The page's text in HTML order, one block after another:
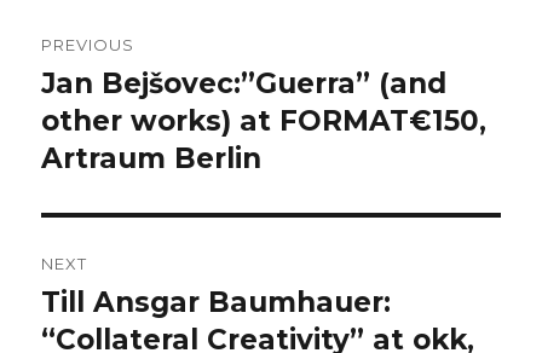
navigation
PREVIOUS
Previous
post:
Jan Bejšovec:”Guerra” (and
other works) at FORMAT€150,
Artraum Berlin
NEXT
Next
post:
Till Ansgar Baumhauer:
“Collateral Creativity” at okk,